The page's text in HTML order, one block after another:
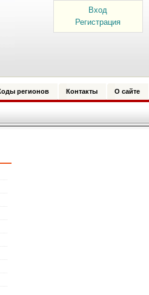
Вход
Регистрация
регионов Контакты О сайте